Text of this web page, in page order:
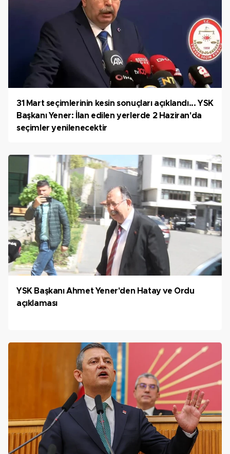
31 Mart seçimlerinin kesin sonuçları açıklandı... YSK
Başkanı Yener: İlan edilen yerlerde 2 Haziran'da
seçimler yenilenecektir
YSK Başkanı Ahmet Yener'den Hatay ve Ordu
açıklaması